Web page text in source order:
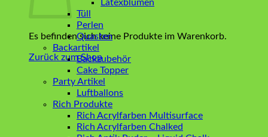
Es befinden sich keine Produkte im Warenkorb.
Zurück zum Shop
Latexblumen
Tüll
Perlen
Quasten
Backartikel
Backzubehör
Cake Topper
Party Artikel
Luftballons
Rich Produkte
Rich Acrylfarben Multisurface
Rich Acrylfarben Chalked